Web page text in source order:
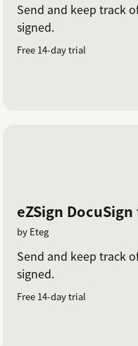
Send and keep track
signed.
Free 14-day trial
eZSign
by Eteg
Send and keep track
signed.
Free 14-day trial